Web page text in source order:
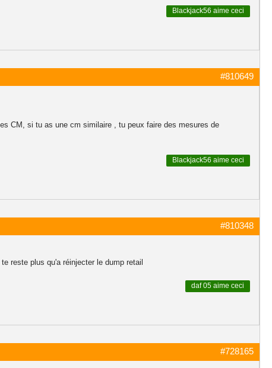
Blackjack56 aime ceci
#810649
CM, si tu as une cm similaire , tu peux faire des mesures de
Blackjack56 aime ceci
#810348
reste plus qu'a réinjecter le dump retail
daf 05 aime ceci
#728165